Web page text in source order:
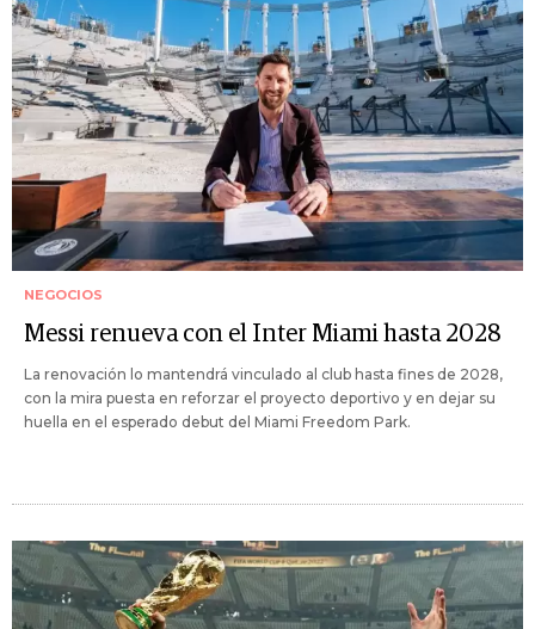
NEGOCIOS
Messi renueva con el Inter Miami hasta 2028
La renovación lo mantendrá vinculado al club hasta fines de 2028,
con la mira puesta en reforzar el proyecto deportivo y en dejar su
huella en el esperado debut del Miami Freedom Park.